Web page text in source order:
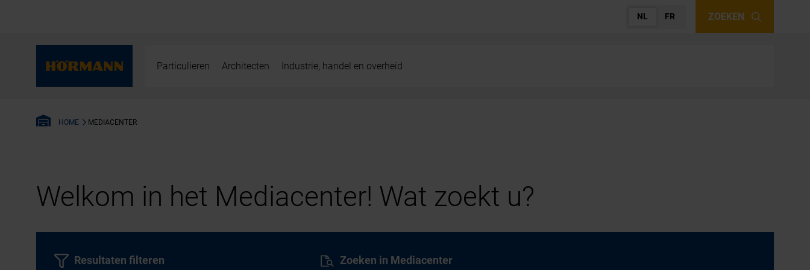
NL FR ZOEKEN
Particulieren Architecten Industrie, handel en overheid
HOME MEDIACENTER
Welkom in het Mediacenter! Wat zoekt u?
Zoeken in Mediacenter
Resultaten filteren